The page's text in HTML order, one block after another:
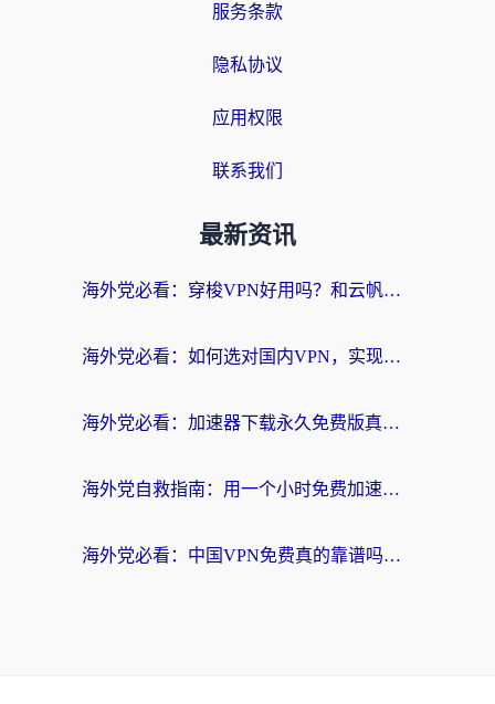
服务条款
隐私协议
应用权限
联系我们
最新资讯
海外党必看：穿梭VPN好用吗？和云帆VPN对比哪个回国效果更好？附真实测评+避坑指南
海外党必看：如何选对国内VPN，实现无缝访问国内资源？
海外党必看：加速器下载永久免费版真的存在吗？教你无缝访问国内资源的正确姿势
海外党自救指南：用一个小时免费加速器，轻松打破国内资源访问壁垒？
海外党必看：中国VPN免费真的靠谱吗？手把手教你选对回国加速器